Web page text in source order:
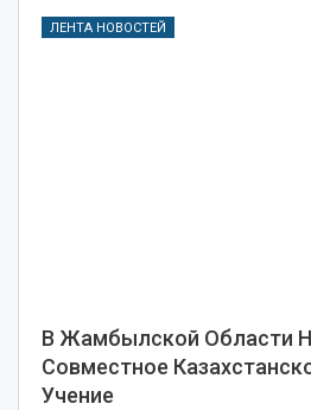
ЛЕНТА НОВОСТЕЙ
В Жамбылской Области
Совместное
Учение